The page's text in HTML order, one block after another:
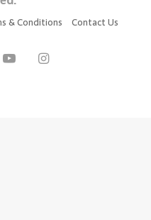
& Conditions Contact Us
YouTubeInstagram